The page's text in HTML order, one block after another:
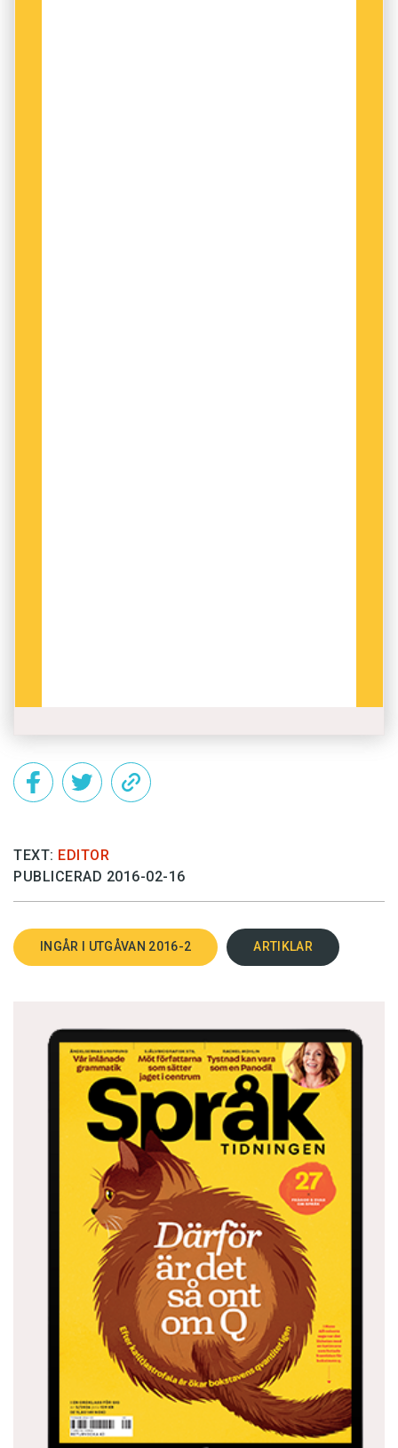
TEXT: EDITOR
PUBLICERAD 2016-02-16
INGÅR I UTGÅVAN 2016-2 ARTIKLAR